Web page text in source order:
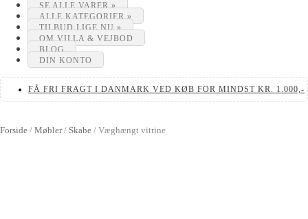
SE ALLE VARER »
ALLE KATEGORIER »
TILBUD LIGE NU »
OM VILLA & VEJBOD
BLOG
DIN KONTO
FÅ FRI FRAGT I DANMARK VED KØB FOR MINDST KR. 1.000,-
Forside / Møbler/ Skabe / Væghængt vitrine